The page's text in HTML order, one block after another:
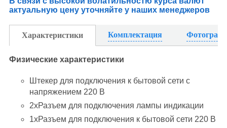
актуальную цену уточняйте у наших менеджеров
Характеристики Комплектация
Физические характеристики
Штекер для подключения к бытовой сети с
напряжением 220 В
2хРазъем для подключения лампы индикации
1хРазъем для подключения к бытовой сети 220 В